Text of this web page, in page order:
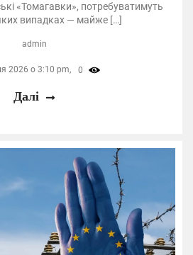
«Томагавки», потребуватимуть
випадках — майже […]
admin
2026 о 3:10 pm, 0
Далі